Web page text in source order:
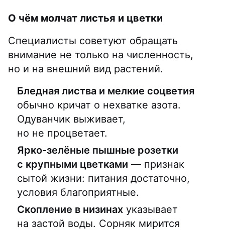
О чём молчат листья и цветки
Специалисты советуют обращать
внимание не только на численность,
но и на внешний вид растений.
Бледная листва и мелкие соцветия
обычно кричат о нехватке азота.
Одуванчик выживает,
но не процветает.
Ярко-зелёные пышные розетки
с крупными цветками — признак
сытой жизни: питания достаточно,
условия благоприятные.
Скопление в низинах указывает
на застой воды. Сорняк мирится